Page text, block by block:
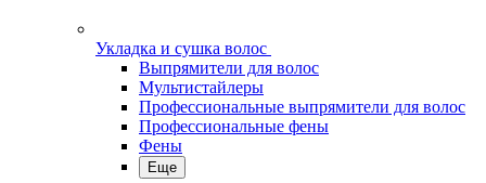
Укладка и сушка волос
Выпрямители для волос
Мультистайлеры
Профессиональные выпрямители для волос
Профессиональные фены
Фены
Еще